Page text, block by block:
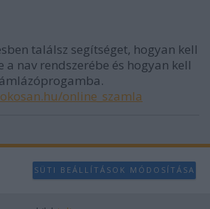
találsz segítséget, hogyan kell
nav rendszerébe és hogyan kell
online_szamla
SÜTI BEÁLLÍTÁSOK MÓDOSÍTÁSA